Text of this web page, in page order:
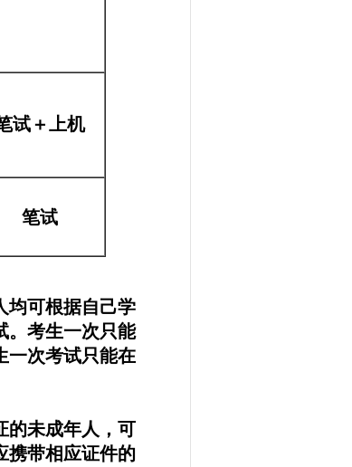
试＋上机
笔试
可根据自己学
。考生一次只能
一次考试只能在
未成年人，可
携带相应证件的